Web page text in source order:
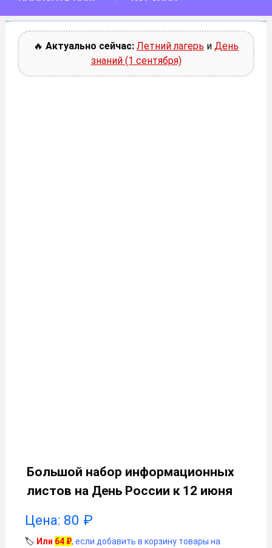
🔥 Актуально сейчас: Летний лагерь и День
знаний (1 сентября)
Большой набор информационных
листов на День России к 12 июня
Цена: 80 ₽
🏷️ Или 64 ₽, если добавить в корзину товары на